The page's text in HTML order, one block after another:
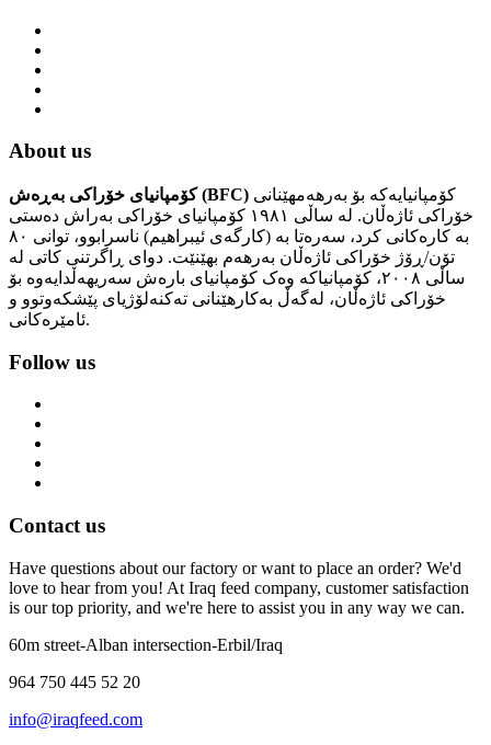
About us
کۆمپانیای خۆراکی بەڕەش (BFC)
خۆراکی ئاژەڵان. لە ساڵی ١٩٨١ کۆمپانیای خۆراکی بەراش دەستی
بە کارەکانی کرد، سەرەتا بە (کارگەی ئیبراهیم) ناسرابوو، توانی ٨٠
تۆن/ڕۆژ خۆراکی ئاژەڵان بەرهەم بهێنێت. دوای ڕاگرتنی کاتی لە
ساڵی ٢٠٠٨، کۆمپانیاکە وەک کۆمپانیای بارەش سەریهەڵدایەوە بۆ
خۆراکی ئاژەڵان، لەگەڵ بەکارهێنانی تەکنەلۆژیای پێشکەوتوو و
ئامێرەکانی.
Follow us
Contact us
Have questions about our factory or want to place an order? We'd
love to hear from you! At Iraq feed company, customer satisfaction
is our top priority, and we're here to assist you in any way we can.
60m street-Alban intersection-Erbil/Iraq
964 750 445 52 20
info@iraqfeed.com